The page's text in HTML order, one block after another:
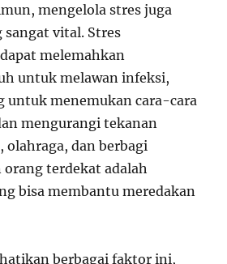
mengelola stres juga
sangat vital. Stres
melemahkan
untuk melawan infeksi,
untuk menemukan cara-cara
mengurangi tekanan
olahraga, dan berbagi
orang terdekat adalah
bisa membantu meredakan
berbagai faktor ini,